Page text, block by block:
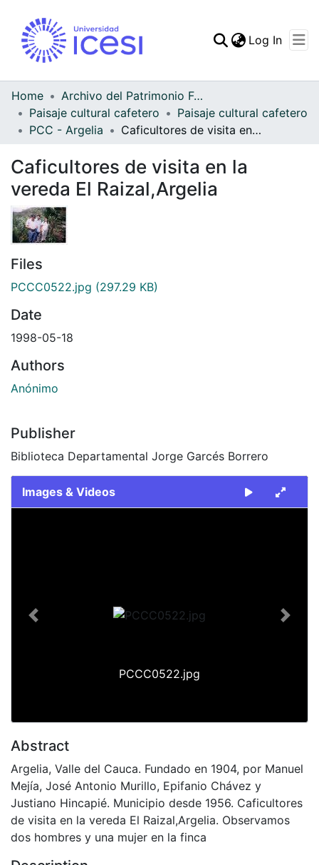
Statistics
Log In
Home
Archivo del Patrimonio Fotográfico y Fílmico del Valle del Cauca
Paisaje cultural cafetero
Paisaje cultural cafetero
PCC - Argelia
Caficultores de visita en la vereda El Raizal,Argelia
Caficultores de visita en la
vereda El Raizal,Argelia
Files
PCCC0522.jpg (297.29 KB)
Date
1998-05-18
Authors
Anónimo
Publisher
Biblioteca Departamental Jorge Garcés Borrero
Images & Videos
PCCC0522.jpg
Previous Next
Abstract
Argelia, Valle del Cauca. Fundado en 1904, por Manuel
Mejía, José Antonio Murillo, Epifanio Chávez y
Justiano Hincapié. Municipio desde 1956. Caficultores
de visita en la vereda El Raizal,Argelia. Observamos
dos hombres y una mujer en la finca